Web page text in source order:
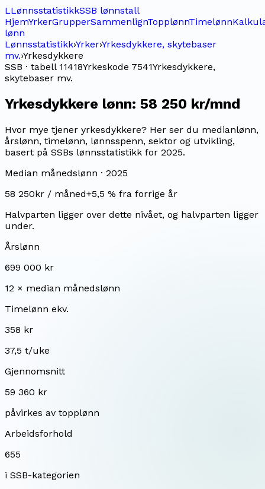
LLønnsstatistikkSSB lønnstall
HjemYrkerGrupperSammenlignTopplønnTimelønn
lønn
Lønnsstatistikk›Yrker›Yrkesdykkere, skytebaser
mv.›Yrkesdykkere
SSB · tabell 11418Yrkeskode 7541Yrkesdykkere,
skytebaser mv.
Yrkesdykkere lønn: 58 250 kr/mnd
Hvor mye tjener yrkesdykkere? Her ser du medianlønn,
årslønn, timelønn, lønnsspenn, sektor og utvikling,
basert på SSBs lønnsstatistikk for 2025.
Median månedslønn · 2025
58 250kr / måned+5,5 % fra forrige år
Halvparten ligger over dette nivået, og halvparten ligger
under.
Årslønn
699 000 kr
12 × median månedslønn
Timelønn ekv.
358 kr
37,5 t/uke
Gjennomsnitt
59 360 kr
påvirkes av topplønn
Arbeidsforhold
655
i SSB-kategorien